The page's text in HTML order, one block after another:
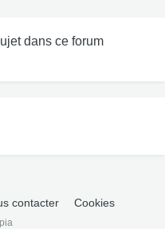
dans ce forum
contacter Cookies